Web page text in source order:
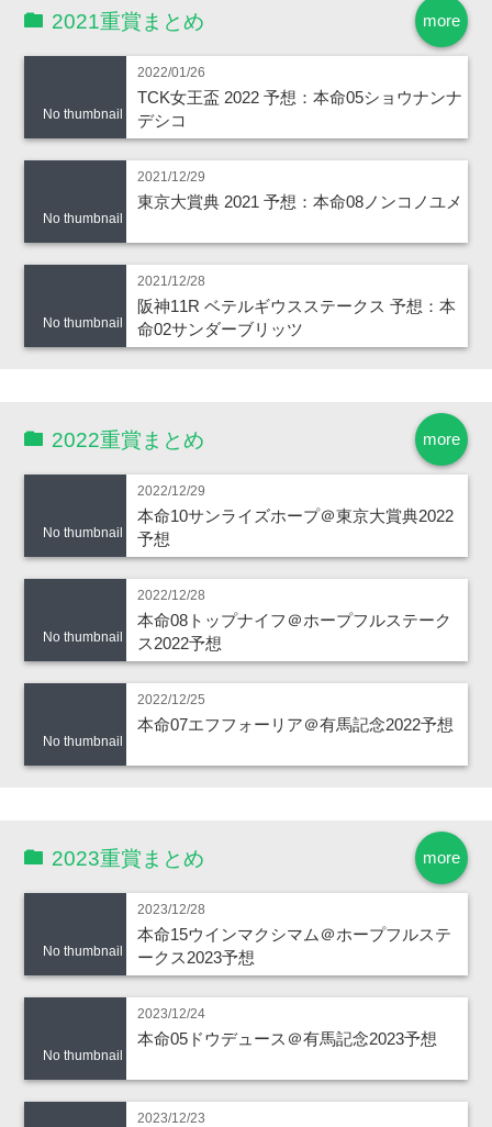
more
2021重賞まとめ
No thumbnail
2022/01/26
TCK女王盃 2022 予想：本命05ショウナンナ
デシコ
No thumbnail
2021/12/29
東京大賞典 2021 予想：本命08ノンコノユメ
No thumbnail
2021/12/28
阪神11R ベテルギウスステークス 予想：本
命02サンダーブリッツ
more
2022重賞まとめ
No thumbnail
2022/12/29
本命10サンライズホープ＠東京大賞典2022
予想
No thumbnail
2022/12/28
本命08トップナイフ＠ホープフルステーク
ス2022予想
No thumbnail
2022/12/25
本命07エフフォーリア＠有馬記念2022予想
more
2023重賞まとめ
No thumbnail
2023/12/28
本命15ウインマクシマム＠ホープフルステ
ークス2023予想
No thumbnail
2023/12/24
本命05ドウデュース＠有馬記念2023予想
2023/12/23